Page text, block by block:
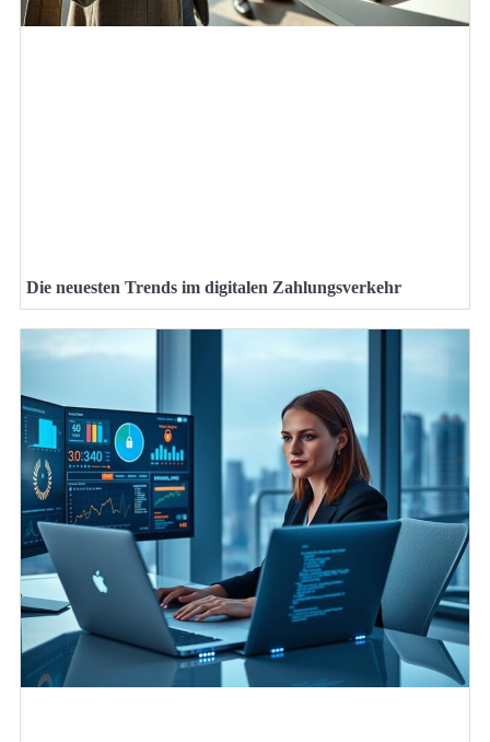
Die neuesten Trends im digitalen Zahlungsverkehr